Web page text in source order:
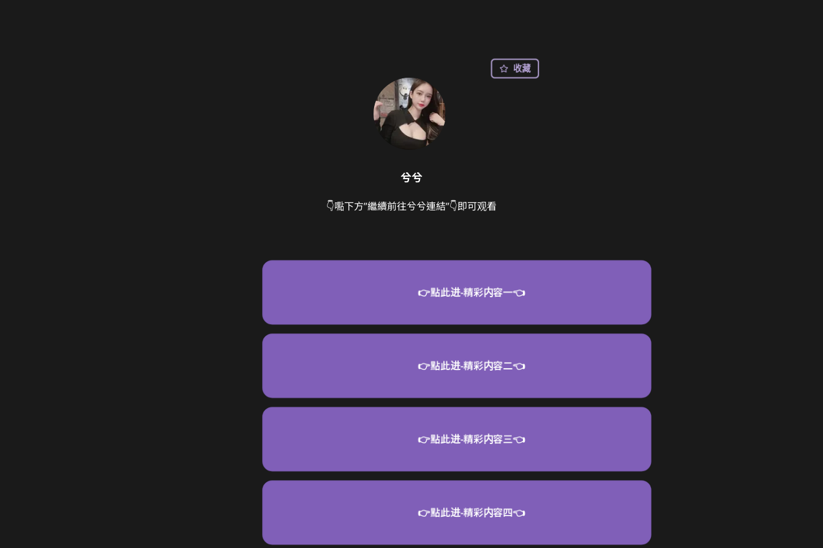
兮兮
👇嚸下方”繼續前往兮兮連結”👇即可观看
收藏
👉點此进-精彩内容一👈
👉點此进-精彩内容二👈
👉點此进-精彩内容三👈
👉點此进-精彩内容四👈